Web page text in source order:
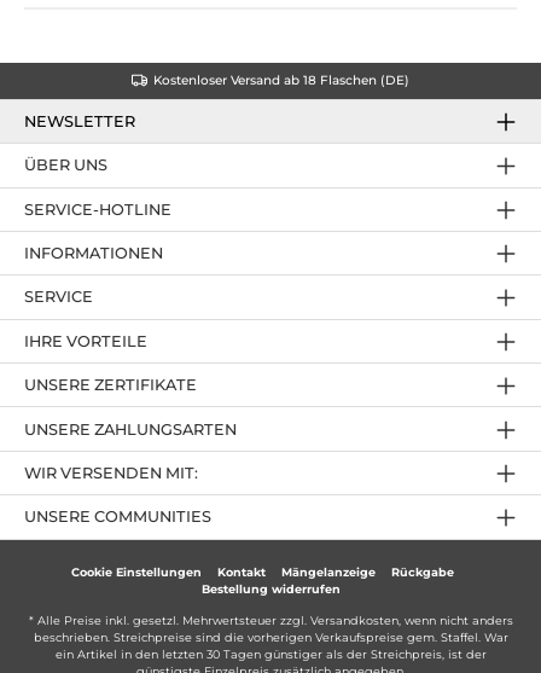
Kostenloser Versand ab 18 Flaschen (DE)
NEWSLETTER
SERVICE-HOTLINE
IHRE VORTEILE
UNSERE ZAHLUNGSARTEN
ÜBER UNS
UNSERE ZERTIFIKATE
INFORMATIONEN
SERVICE
UNSERE COMMUNITIES
WIR VERSENDEN MIT:
Cookie Einstellungen Kontakt Mängelanzeige
Rückgabe
Bestellung widerrufen
* Alle Preise inkl. gesetzl. Mehrwertsteuer zzgl. Versandkosten, wenn nicht anders
beschrieben. Streichpreise sind die vorherigen Verkaufspreise gem. Staffel. War
ein Artikel in den letzten 30 Tagen günstiger als der Streichpreis, ist der